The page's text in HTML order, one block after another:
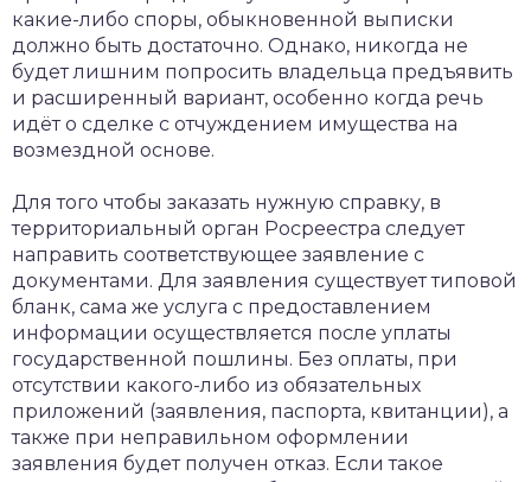
какие-либо споры, обыкновенной выписки
должно быть достаточно. Однако, никогда не
будет лишним попросить владельца предъявить
и расширенный вариант, особенно когда речь
идёт о сделке с отчуждением имущества на
возмездной основе.
Для того чтобы заказать нужную справку, в
территориальный орган Росреестра следует
направить соответствующее заявление с
документами. Для заявления существует типовой
бланк, сама же услуга с предоставлением
информации осуществляется после уплаты
государственной пошлины. Без оплаты, при
отсутствии какого-либо из обязательных
приложений (заявления, паспорта, квитанции), а
также при неправильном оформлении
заявления будет получен отказ. Если такое